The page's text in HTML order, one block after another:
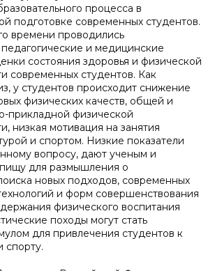
процесса в
подготовке современных студентов.
времени проводились
и медицинские
состояния здоровья и физической
современных студентов. Как
у студентов происходит снижение
физических качеств, общей и
прикладной физической
низкая мотивация на занятия
и спортом. Низкие показатели
вопросу, дают ученым и
для размышления о
новых подходов, современных
и форм совершенствования
физического воспитания
походы могут стать
для привлечения студентов к
спорту.